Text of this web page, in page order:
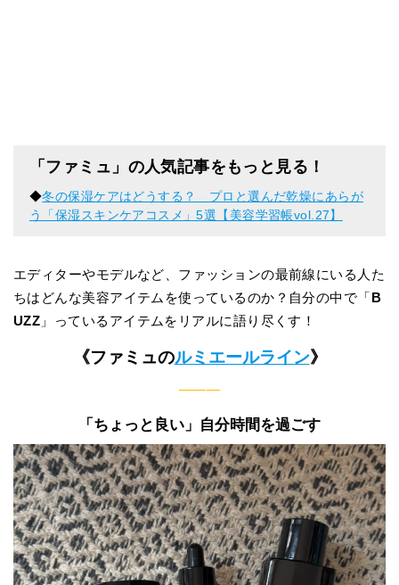
「ファミュ」の人気記事をもっと見る！
◆冬の保湿ケアはどうする？ プロと選んだ乾燥にあらが
う「保湿スキンケアコスメ」5選【美容学習帳vol.27】
エディターやモデルなど、ファッションの最前線にいる人た
ちはどんな美容アイテムを使っているのか？自分の中で「B
UZZ 」っているアイテムをリアルに語り尽くす！
《ファミュのルミエールライン》
———
「ちょっと良い」自分時間を過ごす